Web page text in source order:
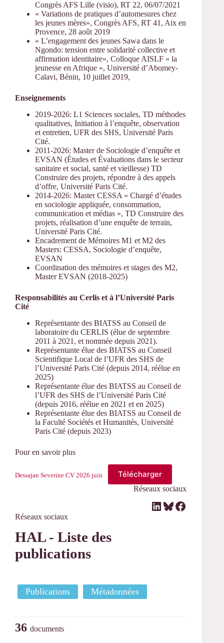
Congrès AFS Lille (visio), RT 22, 06/07/2021
« Variations de pratiques d’automesures chez
les jeunes mères», Congrès AFS, RT 41, Aix en
Provence, 28 août 2019
« L’engagement des jeunes Sawa dans le
Ngondo: tension entre solidarité collective et
affirmation identitaire», Colloque AISLF « la
jeunesse en Afrique », Université d’Abomey-
Calavi, Bénin, 10 juillet 2019,
Enseignements
2019-2026: L1 Sciences sociales, TD méthodes
qualitatives, Initiation à l’enquête, observation
et entretien, UFR des SHS, Université Paris
Cité.
2011-2026: Master de Sociologie d’enquête et
EVSAN (Études et Évaluations dans le secteur
sanitaire et social, santé et vieillesse) TD
Construire des projets, répondre à des appels
d’offre, Université Paris Cité.
2014-2026: Master CESSA « Chargé d’études
en sociologie appliquée, consommation,
communication et médias », TD Construire des
projets, réalisation d’une enquête de terrain,
Université Paris Cité.
Encadrement de Mémoires M1 et M2 des
Masters: CESSA, Sociologie d’enquête,
EVSAN
Coordination des mémoires et stages des M2,
Master EVSAN (2018-2025)
Responsabilités au Cerlis et à l’Université Paris
Cité
Représentante des BIATSS au Conseil de
laboratoire du CERLIS (élue de septembre
2011 à 2021, et nommée depuis 2021).
Représentante élue des BIATSS au Conseil
Scientifique Local de l’UFR des SHS de
l’Université Paris Cité (depuis 2014, réélue en
2025)
Représentante élue des BIATSS au Conseil de
l’UFR des SHS de l’Université Paris Cité
(depuis 2016, réélue en 2021 et en 2025)
Représentante élue des BIATSS au Conseil de
la Faculté Sociétés et Humanités, Université
Paris Cité (depuis 2023)
Pour en savoir plus
Dessajan Severine CV 2026 juin Télécharger
Réseaux sociaux
LinkedIn Bluesky Facebook
Réseaux sociaux
HAL - Liste des
publications
Publications Métadonnées
36 documents